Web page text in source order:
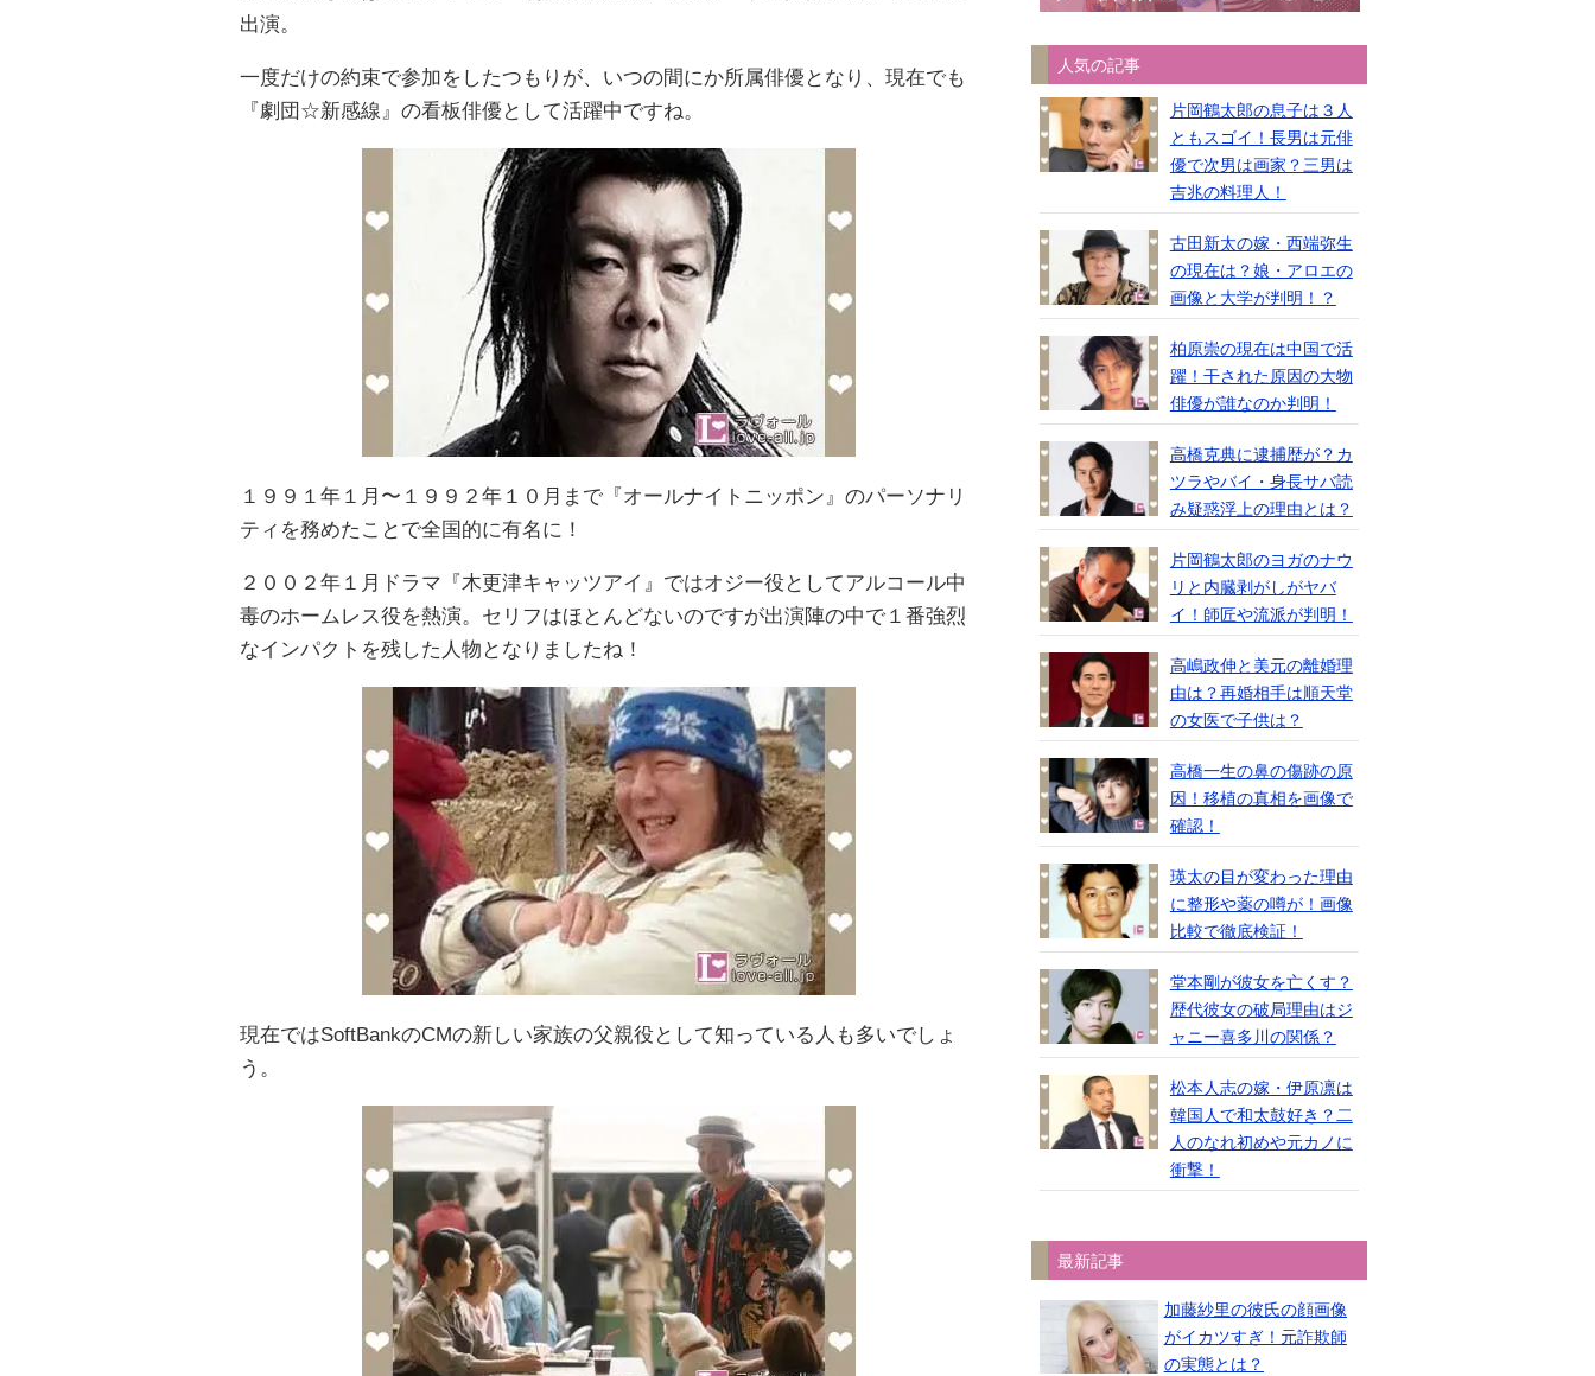
出演。
一度だけの約束で参加をしたつもりが、いつの間にか所属俳優となり、現在でも
『劇団☆新感線』の看板俳優として活躍中ですね。
１９９１年１月〜１９９２年１０月まで『オールナイトニッポン』のパーソナリ
ティを務めたことで全国的に有名に！
２００２年１月ドラマ『木更津キャッツアイ』ではオジー役としてアルコール中
毒のホームレス役を熱演。セリフはほとんどないのですが出演陣の中で１番強烈
なインパクトを残した人物となりましたね！
現在ではSoftBankのCMの新しい家族の父親役として知っている人も多いでしょ
う。
人気の記事
片岡鶴太郎の息子は３人
ともスゴイ！長男は元俳
優で次男は画家？三男は
吉兆の料理人！
古田新太の嫁・西端弥生
の現在は？娘・アロエの
画像と大学が判明！？
柏原崇の現在は中国で活
躍！干された原因の大物
俳優が誰なのか判明！
高橋克典に逮捕歴が？カ
ツラやバイ・身長サバ読
み疑惑浮上の理由とは？
片岡鶴太郎のヨガのナウ
リと内臓剥がしがヤバ
イ！師匠や流派が判明！
高嶋政伸と美元の離婚理
由は？再婚相手は順天堂
の女医で子供は？
高橋一生の鼻の傷跡の原
因！移植の真相を画像で
確認！
瑛太の目が変わった理由
に整形や薬の噂が！画像
比較で徹底検証！
堂本剛が彼女を亡くす？
歴代彼女の破局理由はジ
ャニー喜多川の関係？
松本人志の嫁・伊原凛は
韓国人で和太鼓好き？二
人のなれ初めや元カノに
衝撃！
最新記事
加藤紗里の彼氏の顔画像
がイカツすぎ！元詐欺師
の実態とは？